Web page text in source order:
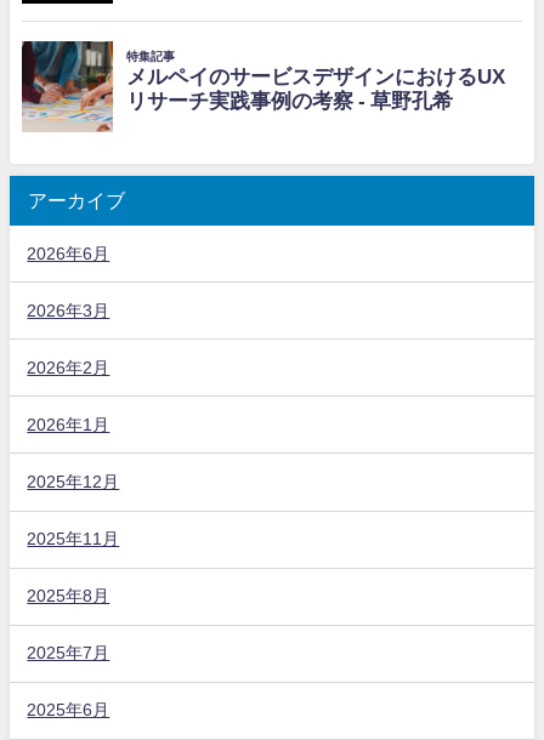
アーカイブ
2026年6月
2026年3月
2026年2月
2026年1月
2025年12月
2025年11月
2025年8月
2025年7月
2025年6月